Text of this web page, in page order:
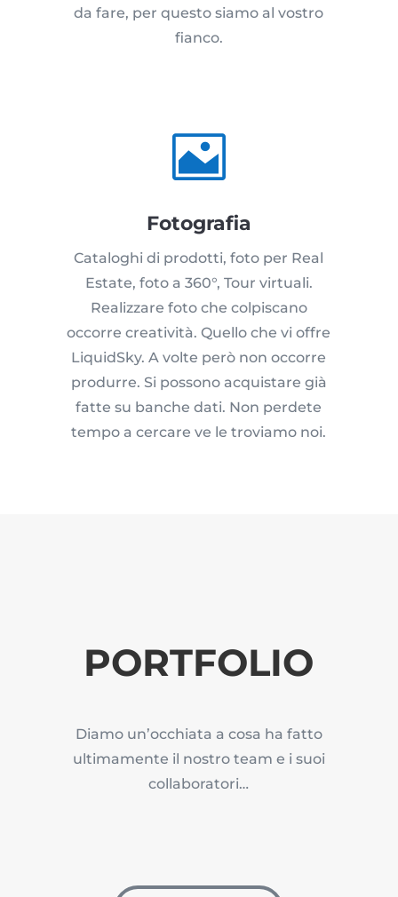
da fare, per questo siamo al vostro
fianco.

Fotografia
Cataloghi di prodotti, foto per Real
Estate, foto a 360°, Tour virtuali.
Realizzare foto che colpiscano
occorre creatività. Quello che vi offre
LiquidSky. A volte però non occorre
produrre. Si possono acquistare già
fatte su banche dati. Non perdete
tempo a cercare ve le troviamo noi.
PORTFOLIO
Diamo un’occhiata a cosa ha fatto
ultimamente il nostro team e i suoi
collaboratori…